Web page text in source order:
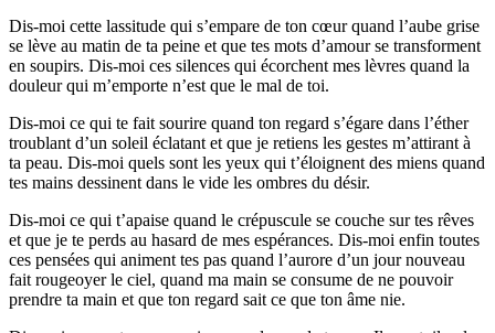
Dis-moi cette lassitude qui s’empare de ton cœur quand l’aube grise
se lève au matin de ta peine et que tes mots d’amour se transforment
en soupirs. Dis-moi ces silences qui écorchent mes lèvres quand la
douleur qui m’emporte n’est que le mal de toi.
Dis-moi ce qui te fait sourire quand ton regard s’égare dans l’éther
troublant d’un soleil éclatant et que je retiens les gestes m’attirant à
ta peau. Dis-moi quels sont les yeux qui t’éloignent des miens quand
tes mains dessinent dans le vide les ombres du désir.
Dis-moi ce qui t’apaise quand le crépuscule se couche sur tes rêves
et que je te perds au hasard de mes espérances. Dis-moi enfin toutes
ces pensées qui animent tes pas quand l’aurore d’un jour nouveau
fait rougeoyer le ciel, quand ma main se consume de ne pouvoir
prendre ta main et que ton regard sait ce que ton âme nie.